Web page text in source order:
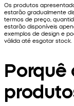
Os produtos
estarão gradualmente
termos de preço,
estarão disponíveis
exemplos de design e
válida até esgotar stock.
Porquê